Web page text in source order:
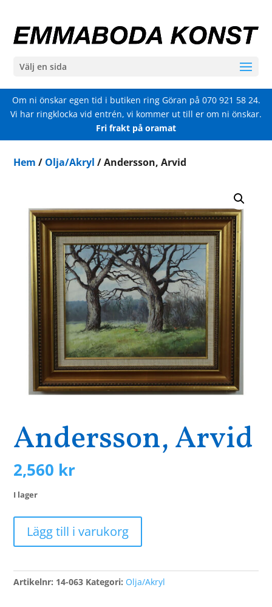
Välj en sida
Om ni önskar egen tid i butiken ring Göran på 070 921 58 24.
Vi har ringklocka vid entrén, vi kommer ut till er om ni önskar.
Fri frakt på oramat
Hem / Olja/Akryl / Andersson, Arvid
Andersson, Arvid
2,560 kr
I lager
ArvidLägg till i varukorg
Artikelnr: 14-063 Kategori: Olja/Akryl